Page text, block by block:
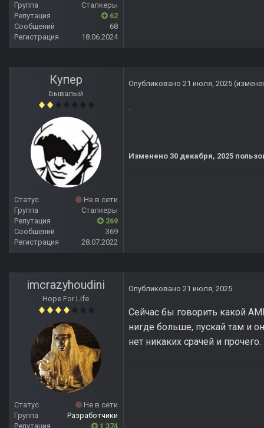
Группа
Сталкеры
Репутация
62
Сообщений
68
Регистрация
18.06.2024
Купер
Бывалый
Статус
Не в сети
Группа
Сталкеры
Репутация
269
Сообщений
369
Регистрация
28.07.2022
Опубликовано 21 июля, 2025
.
Изменено 30 декабря, 2025
imcrazyhoudini
Hope For Life
Статус
Не в сети
Группа
Разработчики
Репутация
1 374
Опубликовано 21 июля, 2025
Сейчас бы говорить какой
нигде больше, пускай там и
нет никаких срачей и прочего.